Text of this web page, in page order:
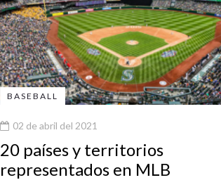
BASEBALL
02 de abril del 2021
20 países y territorios
representados en MLB